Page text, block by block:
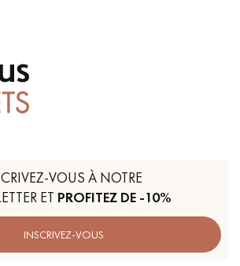
VOUS À NOTRE
ET PROFITEZ DE -10%
INSCRIVEZ-VOUS